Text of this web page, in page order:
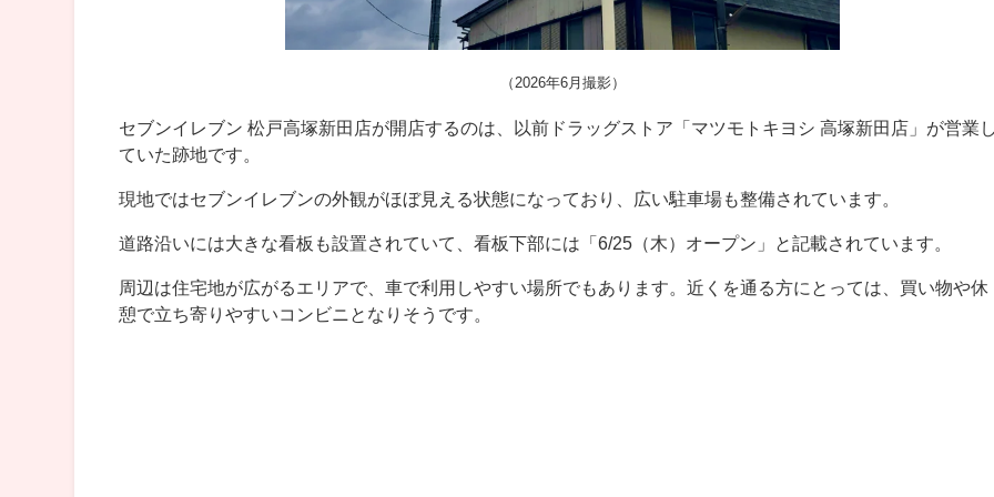
（2026年6月撮影）
セブンイレブン 松戸高塚新田店が開店するのは、以前ドラッグストア「マツモトキヨシ 高塚新田店」が営業
ていた跡地です。
現地ではセブンイレブンの外観がほぼ見える状態になっており、広い駐車場も整備されています。
道路沿いには大きな看板も設置されていて、看板下部には「6/25（木）オープン」と記載されています。
周辺は住宅地が広がるエリアで、車で利用しやすい場所でもあります。近くを通る方にとっては、買い物や休
憩で立ち寄りやすいコンビニとなりそうです。